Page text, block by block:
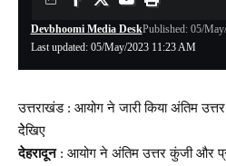
Last updated: 05/May/2023 11:23 AM
Devbhoomi Media DeskPublished: 05/
उत्तराखंड : आयोग ने जारी किया अंतिम उत्तर
देेेखिए
देहरादून: आयोग ने अंतिम उत्तर कुंजी और प्री